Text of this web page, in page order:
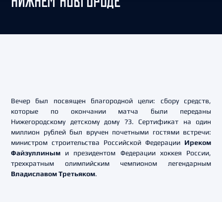
Вечер был посвящен благородной цели: сбору средств,
которые по окончании матча были переданы
Нижегородскому детскому дому ?3. Сертификат на один
миллион рублей был вручен почетными гостями встречи:
министром строительства Российской Федерации Иреком
Файзуллиным и президентом Федерации хоккея России,
трехкратным олимпийским чемпионом легендарным
Владиславом Третьяком.